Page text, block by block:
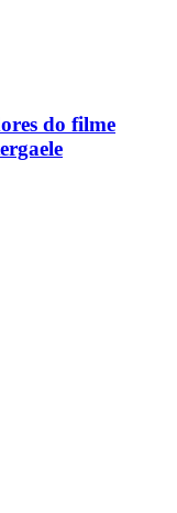
do filme